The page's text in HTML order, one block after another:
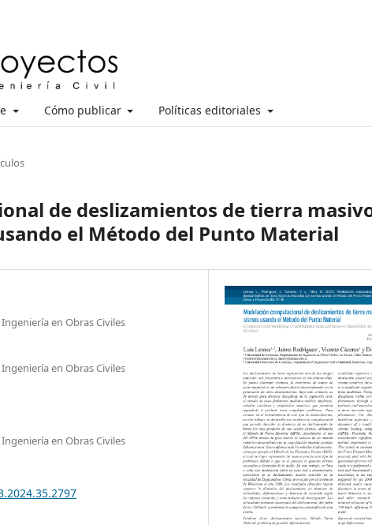
Cómo publicar Políticas editoriales
de deslizamientos de tierra
el Método del Punto Material
en Obras Civiles
en Obras Civiles
en Obras Civiles